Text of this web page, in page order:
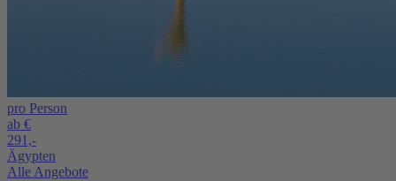
pro Person
ab €
291,-
Ägypten
Alle Angebote